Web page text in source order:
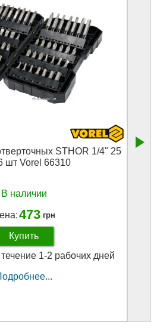
STHOR 1/4" 25
шт Vorel 66310
В наличии
473 грн
Купить
течение 1-2 рабочих дней